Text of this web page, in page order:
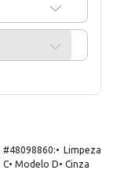
Limpeza
Modelo D• Cinza